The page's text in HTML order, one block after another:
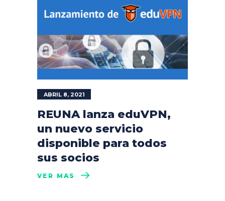
ABRIL 8, 2021
REUNA lanza eduVPN,
un nuevo servicio
disponible para todos
sus socios
VER MÁS